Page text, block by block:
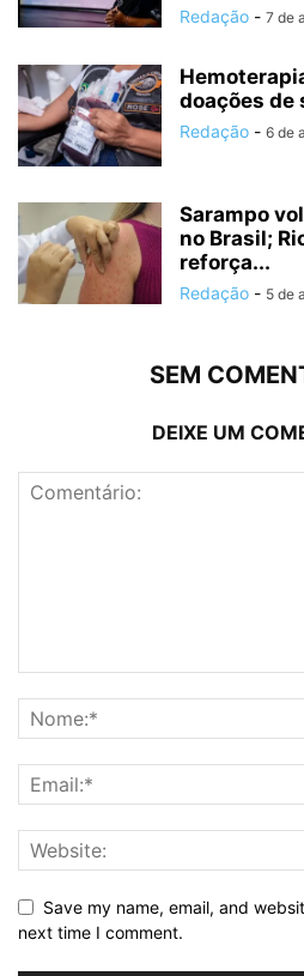
Redação - 7 de
doações de
Redação - 6 de
Sarampo
no Brasil;
reforça...
Redação - 5 de
SEM
DEIXE UM
Save my name, email, and
next time I comment.